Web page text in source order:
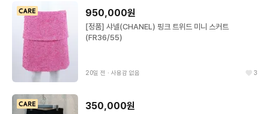
950,000원
[정품] 샤넬(CHANEL) 핑크 트위드 미니 스커트
(FR36/55)
20일 전 ∙ 사용감 없음 3
350,000원